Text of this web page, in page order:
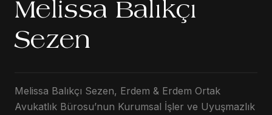
Melissa Balıkçı
Sezen
Melissa Balıkçı Sezen, Erdem & Erdem Ortak
Avukatlık Bürosu’nun Kurumsal İşler ve Uyuşmazlık